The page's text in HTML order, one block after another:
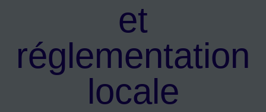
et
réglementation
locale